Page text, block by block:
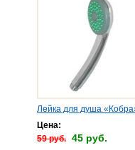
Лейка для душа
Цена:
59 руб. 45 руб.